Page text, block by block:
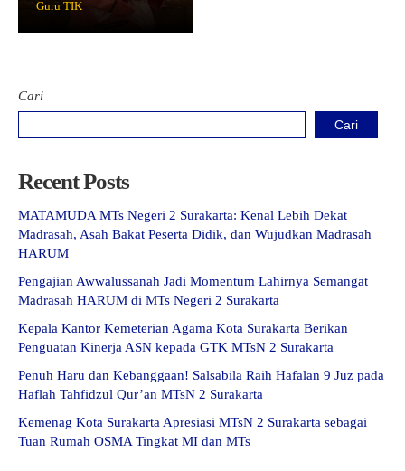
Guru TIK
Cari
Cari
Recent Posts
MATAMUDA MTs Negeri 2 Surakarta: Kenal Lebih Dekat
Madrasah, Asah Bakat Peserta Didik, dan Wujudkan Madrasah
HARUM
Pengajian Awwalussanah Jadi Momentum Lahirnya Semangat
Madrasah HARUM di MTs Negeri 2 Surakarta
Kepala Kantor Kemeterian Agama Kota Surakarta Berikan
Penguatan Kinerja ASN kepada GTK MTsN 2 Surakarta
Penuh Haru dan Kebanggaan! Salsabila Raih Hafalan 9 Juz pada
Haflah Tahfidzul Qur’an MTsN 2 Surakarta
Kemenag Kota Surakarta Apresiasi MTsN 2 Surakarta sebagai
Tuan Rumah OSMA Tingkat MI dan MTs